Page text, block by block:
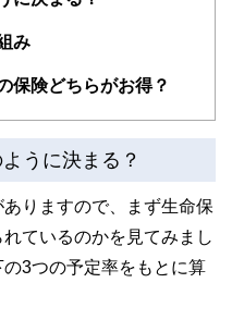
み
保険どちらがお得？
うに決まる？
りますので、まず生命保
ているのかを見てみまし
の3つの予定率をもとに算